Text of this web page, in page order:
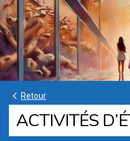
k Retour
ACTIVITÉS